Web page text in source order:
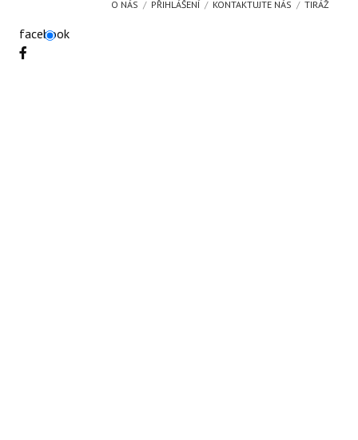
O NÁS PŘIHLÁŠENÍ KONTAKTUJTE NÁS TIRÁŽ
facebook